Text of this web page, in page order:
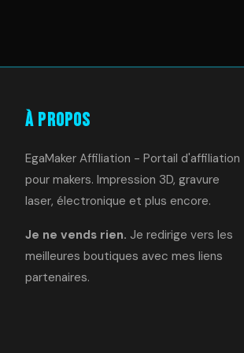
À Propos
EgaMaker Affiliation - Portail d'affiliation
pour makers. Impression 3D, gravure
laser, électronique et plus encore.
Je ne vends rien. Je redirige vers les
meilleures boutiques avec mes liens
partenaires.